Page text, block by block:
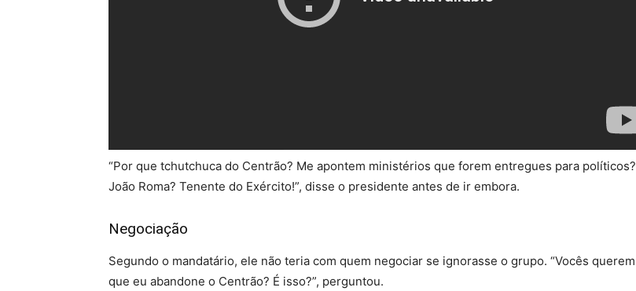
“Por que tchutchuca do Centrão? Me apontem ministérios que forem entregues para políticos?
João Roma? Tenente do Exército!”, disse o presidente antes de ir embora.
Negociação
Segundo o mandatário, ele não teria com quem negociar se ignorasse o grupo. “Vocês querem
que eu abandone o Centrão? É isso?”, perguntou.